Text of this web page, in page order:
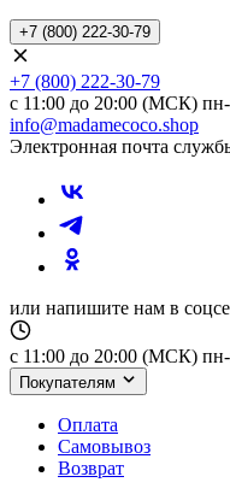
+7 (800) 222-30-79
+7 (800) 222-30-79
с 11:00 до 20:00 (МСК)
info@madamecoco.shop
Электронная почта
или напишите нам в
с 11:00 до 20:00 (МСК)
Покупателям
Оплата
Самовывоз
Возврат